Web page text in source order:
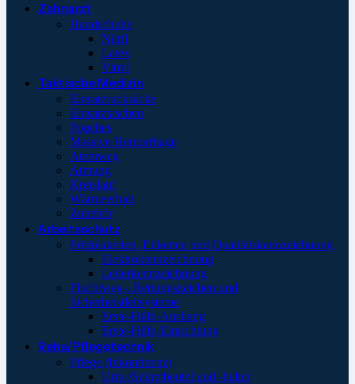
Zahnarzt
Handschuhe
Nitril
Latex
Vinyl
Taktische Medizin
Einsatzrucksäcke
Einsatztaschen
Pouches
Massive Hemorrhage
Atemweg
Atmung
Kreislauf
Wärmeerhalt
Zubehör
Arbeitsschutz
Prüfplaketten, Etiketten und Qualitätskennzeichnung
Elektrokennzeichnung
Leiterkennzeichnung
Fluchtweg-, Rettungszeichen und
Sicherheistleitsysteme
Erste-Hilfe-Aushang
Erste-Hilfe-Einrichtung
Reha/Pflegetechnik
Pflege (Inkontinenz)
Urin-/Sekretbeutel und -halter